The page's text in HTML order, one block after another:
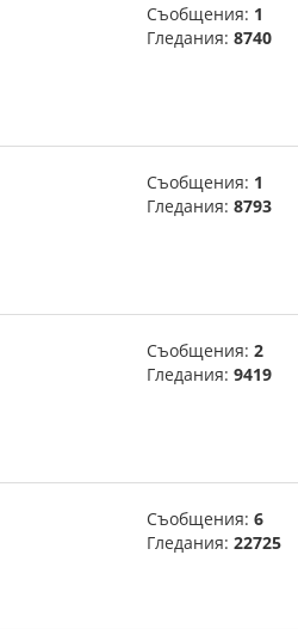
Съобщения: 1
Гледания: 8740
Съобщения: 1
Гледания: 8793
Съобщения: 2
Гледания: 9419
Съобщения: 6
Гледания: 22725